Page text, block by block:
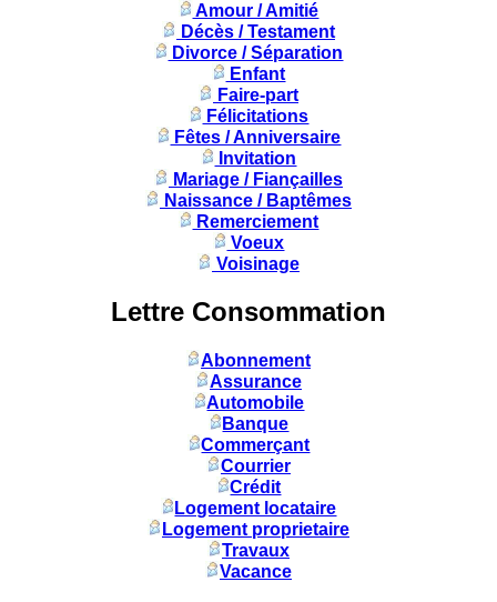
Amour / Amitié
Décès / Testament
Divorce / Séparation
Enfant
Faire-part
Félicitations
Fêtes / Anniversaire
Invitation
Mariage / Fiançailles
Naissance / Baptêmes
Remerciement
Voeux
Voisinage
Lettre Consommation
Abonnement
Assurance
Automobile
Banque
Commerçant
Courrier
Crédit
Logement locataire
Logement proprietaire
Travaux
Vacance